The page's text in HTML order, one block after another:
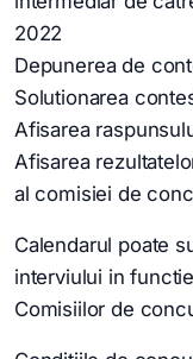
2022
Depunerea de
Solutionarea
Afisarea
Afisarea
al comisiei de
Calendarul poate
interviului in
Comisiilor de